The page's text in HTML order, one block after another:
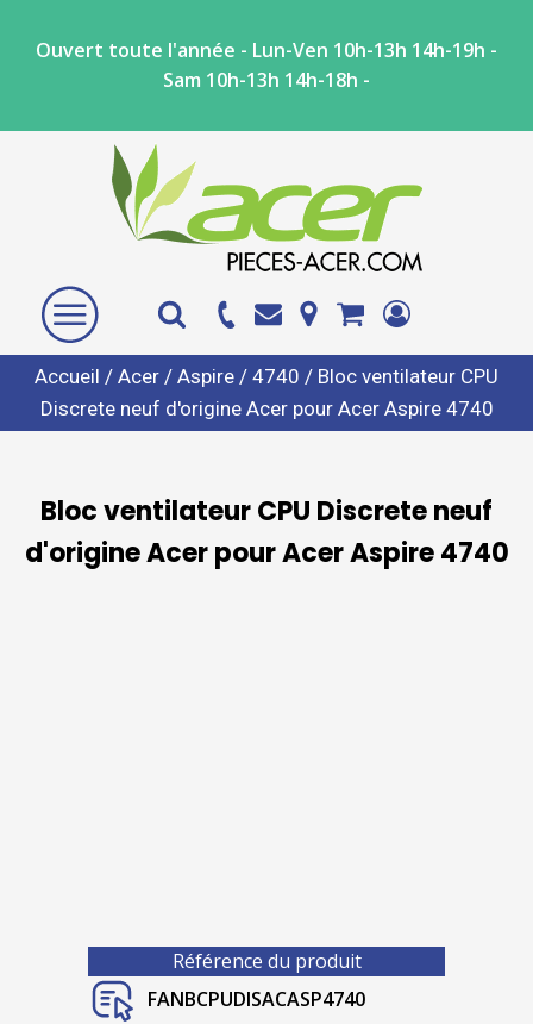
Ouvert toute l'année - Lun-Ven 10h-13h 14h-19h -
Sam 10h-13h 14h-18h -
Accueil / Acer / Aspire / 4740 / Bloc ventilateur CPU
Discrete neuf d'origine Acer pour Acer Aspire 4740
Bloc ventilateur CPU Discrete neuf
d'origine Acer pour Acer Aspire 4740
Référence du produit
FANBCPUDISACASP4740